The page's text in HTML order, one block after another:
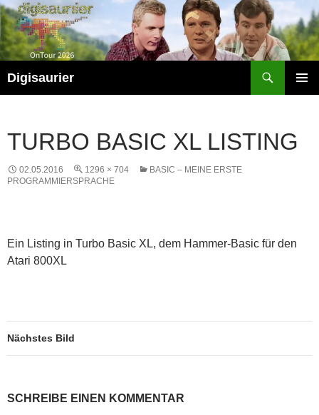
Zum
Inhalt
springen
Digisaurier
TURBO BASIC XL LISTING
02.05.2016 1296 × 704
BASIC – MEINE ERSTE
PROGRAMMIERSPRACHE
Ein Listing in Turbo Basic XL, dem Hammer-Basic für den
Atari 800XL
Nächstes Bild
SCHREIBE EINEN KOMMENTAR